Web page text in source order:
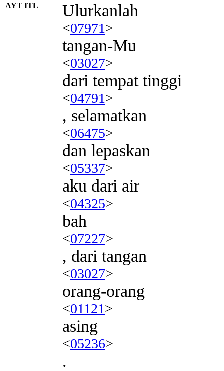
AYT ITL Ulurkanlah
<07971>
tangan-Mu
<03027>
dari tempat tinggi
<04791>
, selamatkan
<06475>
dan lepaskan
<05337>
aku dari air
<04325>
bah
<07227>
, dari tangan
<03027>
orang-orang
<01121>
asing
<05236>
.